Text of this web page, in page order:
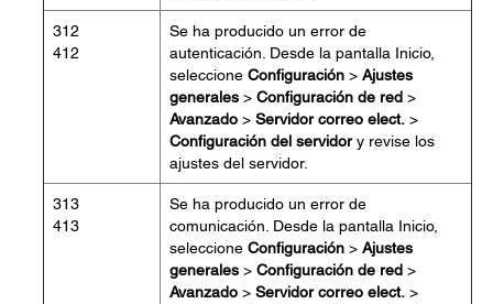
312
412
Se ha producido un error de
autenticación. Desde la pantalla Inicio,
seleccione Configuración > Ajustes
generales > Configuración de red >
Avanzado > Servidor correo elect. >
Configuración del servidory revise los
ajustes del servidor.
313
413
Se ha producido un error de
comunicación. Desde la pantalla Inicio,
seleccione Configuración > Ajustes
generales > Configuración de red >
Avanzado > Servidor correo elect. >